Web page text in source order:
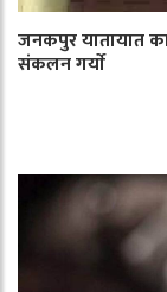
जनकपुर यातायात
संकलन गर्याे